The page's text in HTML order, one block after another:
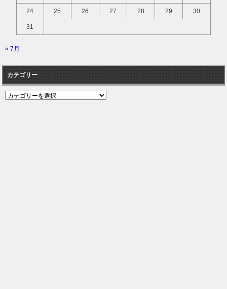
24 25 26 27 28 29 30
31
« 7月
カテゴリー
カ